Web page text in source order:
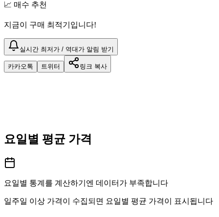
📈 매수 추천
지금이 구매 최적기입니다!
실시간 최저가 / 역대가 알림 받기
카카오톡 트위터 링크 복사
요일별 평균 가격
요일별 통계를 계산하기엔 데이터가 부족합니다
일주일 이상 가격이 수집되면 요일별 평균 가격이 표시됩니다